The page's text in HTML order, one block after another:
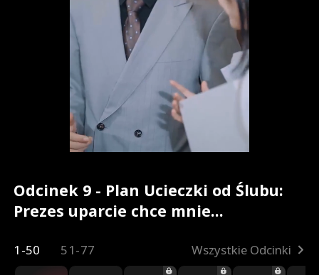
Odcinek 9 - Plan Ucieczki od Ślubu:
Prezes uparcie chce mnie
1-50 51-77 Wszystkie Odcinki